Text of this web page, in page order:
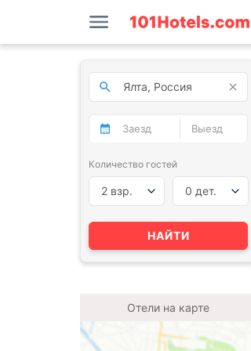
Количество гостей
2 взр. 0 дет.
НАЙТИ
Отели на карте